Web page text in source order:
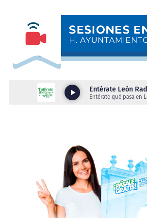
leonesa Flor Bosco, quien revisa 25
en el arte objeto, la instalación y la
ejes en la infancia, la espiritualidad y la
artista y el curador Daniel Gutiérrez,
universo simbólico que entrelaza magia
explorando la herencia de las
y su influencia en los deseos y los
sobre la explotación laboral y el
Inspirado en la figura del tameme —el
mesoamericano—, el artista
ancestral para visibilizar a los
contemporáneos, especialmente a
prestadores de servicios, que